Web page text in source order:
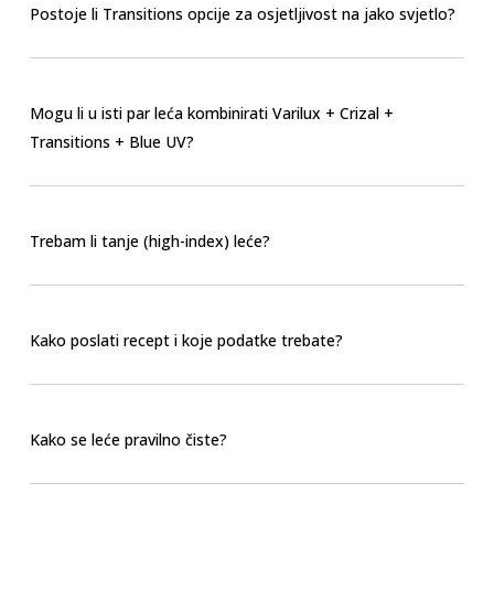
Postoje li Transitions opcije za osjetljivost na jako svjetlo?
Mogu li u isti par leća kombinirati Varilux + Crizal +
Transitions + Blue UV?
Trebam li tanje (high-index) leće?
Kako poslati recept i koje podatke trebate?
Kako se leće pravilno čiste?